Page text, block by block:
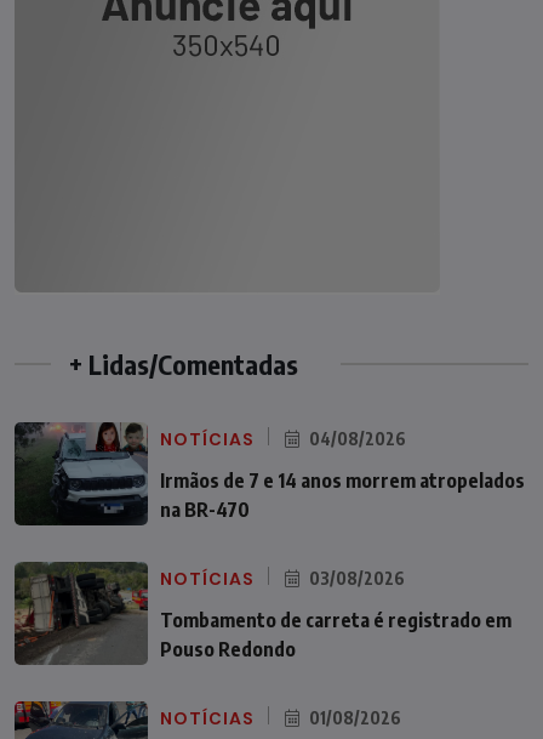
+ Lidas/Comentadas
NOTÍCIAS 04/08/2026
Irmãos de 7 e 14 anos morrem atropelados
na BR-470
NOTÍCIAS 03/08/2026
Tombamento de carreta é registrado em
Pouso Redondo
NOTÍCIAS 01/08/2026